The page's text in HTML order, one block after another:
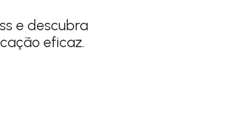
e descubra
eficaz.